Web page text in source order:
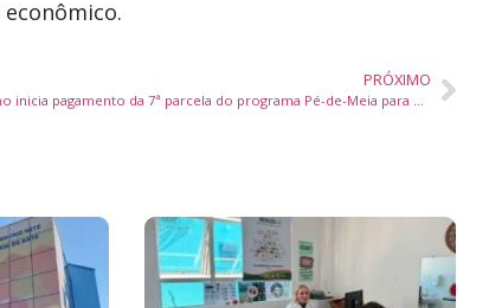
PRÓXIMO
Governo inicia pagamento da 7ª parcela do programa Pé-de-Meia para estudantes do ensino médio